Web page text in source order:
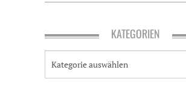
KATEGORIEN
t